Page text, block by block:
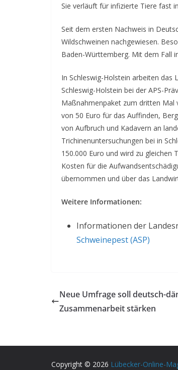
Sie verläuft für infizierte Tiere fast
Seit dem ersten Nachweis in
Wildschweinen nachgewiesen.
Baden-Württemberg. Mit dem Fall
In Schleswig-Holstein arbeiten das
Schleswig-Holstein bei der APS-
Maßnahmenpaket zum dritten Mal
von 50 Euro für das Auffinden,
von Aufbruch und Kadavern an
Trichinenuntersuchungen bei in
150.000 Euro und wird zu gleichen
Kosten für die
übernommen und über das
Weitere Informationen:
Informationen der
Schweinepest (ASP)
Neue Umfrage soll deutsch-
Zusammenarbeit stärken
Copyright © 2026 Lübecker-Online-